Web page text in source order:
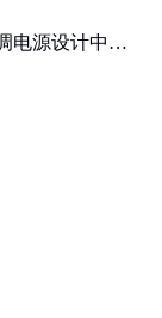
电源设计中的